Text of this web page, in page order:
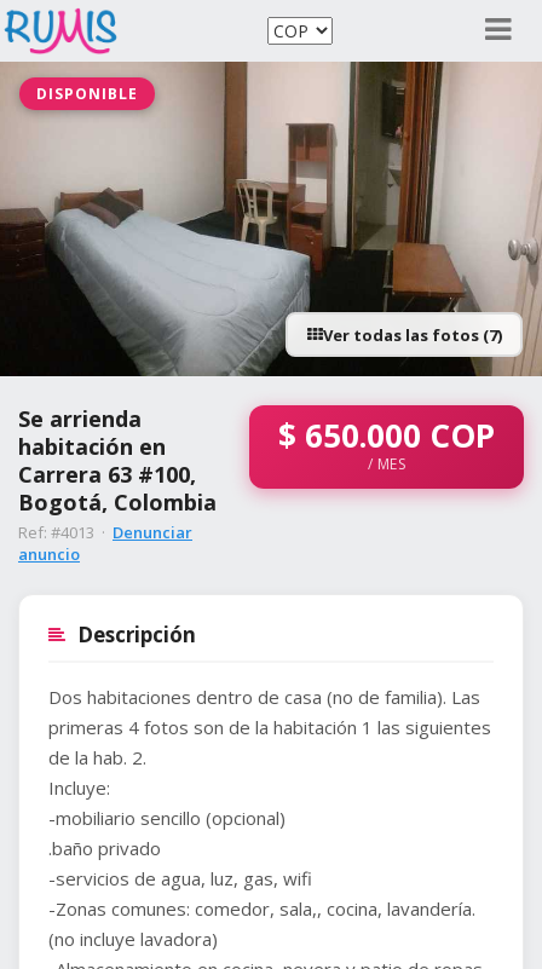
DISPONIBLE
Ver todas las fotos (7)
Se arrienda
habitación en
Carrera 63 #100,
Bogotá, Colombia
Ref: #4013 · Denunciar
anuncio
$ 650.000 COP
/ MES
Descripción
Dos habitaciones dentro de casa (no de familia). Las
primeras 4 fotos son de la habitación 1 las siguientes
de la hab. 2.
Incluye:
-mobiliario sencillo (opcional)
.baño privado
-servicios de agua, luz, gas, wifi
-Zonas comunes: comedor, sala,, cocina, lavandería.
(no incluye lavadora)